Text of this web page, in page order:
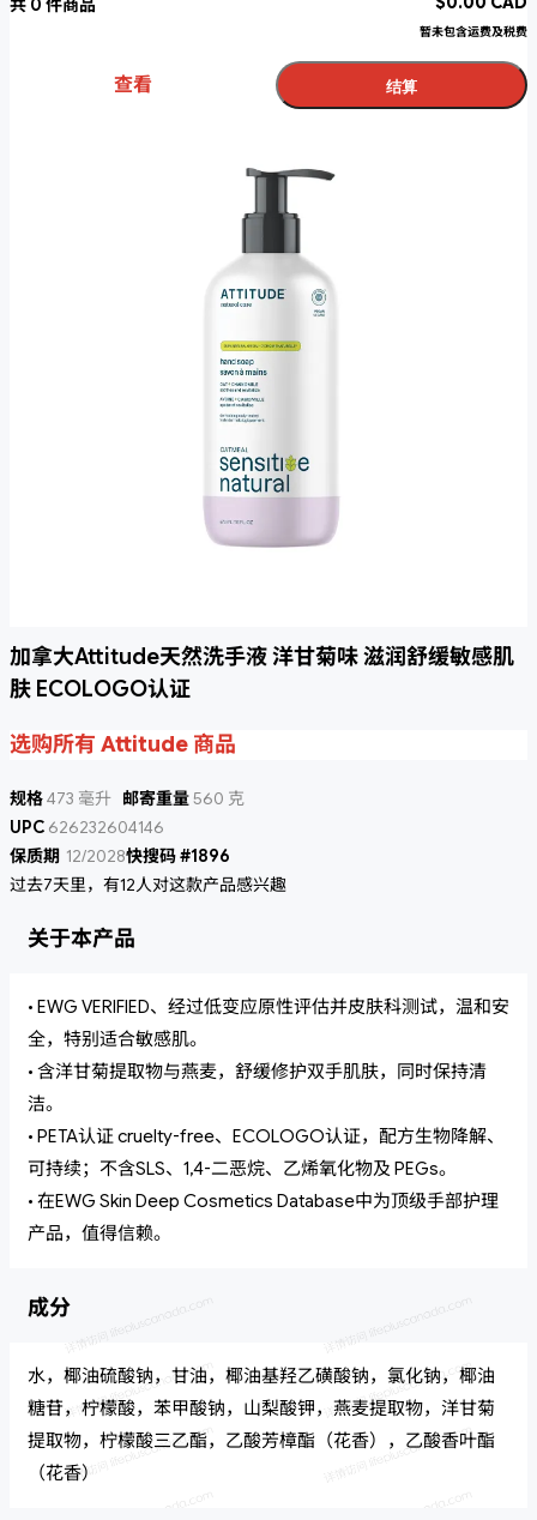
共 0 件商品
暂未包含运费及税费
查看 结算
加拿大Attitude天然洗手液 洋甘菊味 滋润舒缓敏感肌
肤 ECOLOGO认证
选购所有 Attitude 商品
规格473 毫升 邮寄重量560 克
UPC 626232604146
保质期 12/2028快搜码 #1896
过去7天里，有12人对这款产品感兴趣
关于本产品
• EWG VERIFIED、经过低变应原性评估并皮肤科测试，温和安
全，特别适合敏感肌。
• 含洋甘菊提取物与燕麦，舒缓修护双手肌肤，同时保持清
洁。
• PETA认证 cruelty-free、ECOLOGO认证，配方生物降解、
可持续；不含SLS、1,4-二恶烷、乙烯氧化物及 PEGs。
• 在EWG Skin Deep Cosmetics Database中为顶级手部护理
产品，值得信赖。
成分
水，椰油硫酸钠，甘油，椰油基羟乙磺酸钠，氯化钠，椰油
糖苷，柠檬酸，苯甲酸钠，山梨酸钾，燕麦提取物，洋甘菊
提取物，柠檬酸三乙酯，乙酸芳樟酯（花香），乙酸香叶酯
（花香）